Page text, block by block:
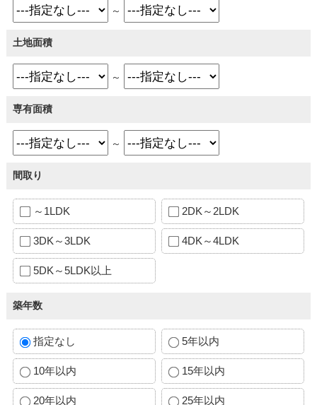
～
土地面積
～
専有面積
～
間取り
～1LDK 2DK～2LDK
3DK～3LDK 4DK～4LDK
5DK～5LDK以上
築年数
指定なし 5年以内
10年以内 15年以内
20年以内 25年以内